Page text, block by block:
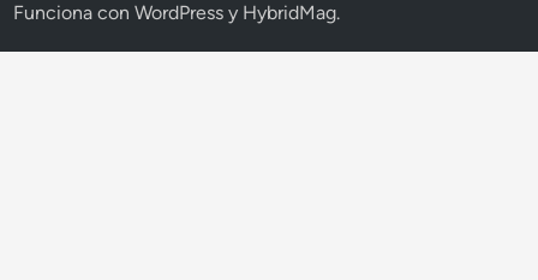
Funciona conWordPress y HybridMag.